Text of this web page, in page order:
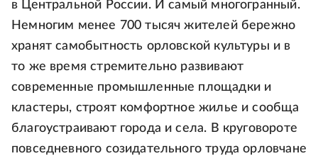
в Центральной России. И самый многогранный.
Немногим менее 700 тысяч жителей бережно
хранят самобытность орловской культуры и в
то же время стремительно развивают
современные промышленные площадки и
кластеры, строят комфортное жилье и сообща
благоустраивают города и села. В круговороте
повседневного созидательного труда орловчане